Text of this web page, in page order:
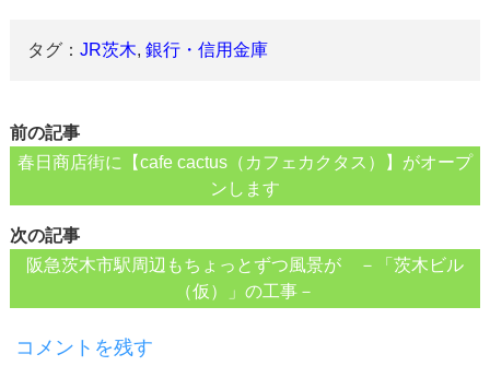
タグ：JR茨木,銀行・信用金庫
前の記事
春日商店街に【cafe cactus（カフェカクタス）】がオープ
ンします
次の記事
阪急茨木市駅周辺もちょっとずつ風景が －「茨木ビル
（仮）」の工事－
コメントを残す